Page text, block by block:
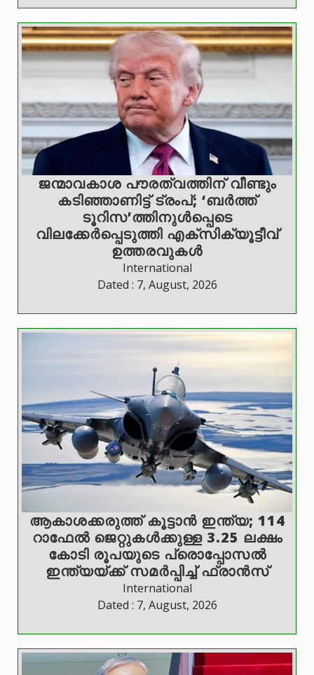
ജന്മാവകാശ പൗരത്വത്തിന് വീണ്ടും
കടിഞ്ഞാണിട്ട് ട്രംപ്; ‘ബര്‍ത്ത്
ടൂറിസ’ത്തിനുള്‍പ്പെടെ
വിലക്കേര്‍പ്പെടുത്തി എക്‌സിക്യൂട്ടീവ്
ഉത്തരവുകള്‍
International
Dated : 7, August, 2026
ആകാശക്കരുത്ത് കൂട്ടാൻ ഇന്ത്യ; 114
റാഫേൽ ജെറ്റുകൾക്കുള്ള 3.25 ലക്ഷം
കോടി രൂപയുടെ പ്രൊപ്പോസൽ
ഇന്ത്യയ്ക്ക് സമർപ്പിച്ച് ഫ്രാൻസ്
International
Dated : 7, August, 2026